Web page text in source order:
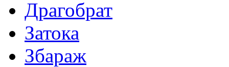
Драгобрат
Затока
Збараж